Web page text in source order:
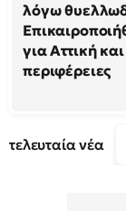
λόγω
για Αττική
περιφέρειες
τελευταία νέα